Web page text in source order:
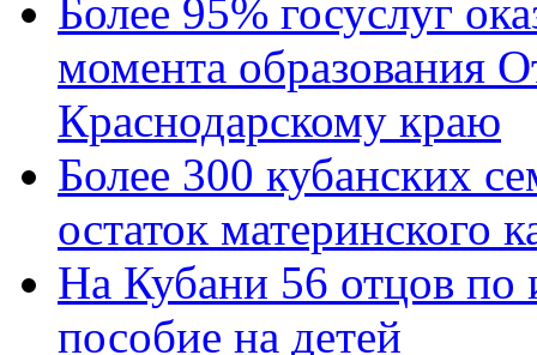
Более 95% госуслуг
момента образования
Краснодарскому краю
Более 300 кубанских
остаток материнского
На Кубани 56 отцов по
пособие на детей